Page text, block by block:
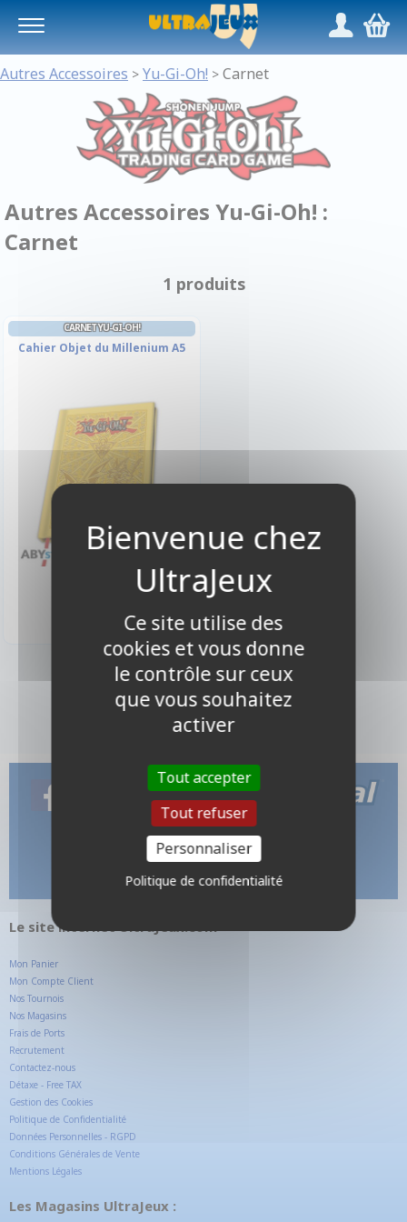
/,
Autres Accessoires > Yu-Gi-Oh! > Carnet
Autres Accessoires Yu-Gi-Oh! :
Carnet
1 produits
CARNET YU-GI-OH!
Cahier Objet du Millenium A5
1 produits
Le site internet UltraJeux.com
Mon Panier
Mon Compte Client
Nos Tournois
Nos Magasins
Frais de Ports
Recrutement
Contactez-nous
Détaxe - Free TAX
Gestion des Cookies
Politique de Confidentialité
Données Personnelles - RGPD
Conditions Générales de Vente
Mentions Légales
Les Magasins UltraJeux :
Ce site utilise des
cookies et vous donne
le contrôle sur ceux
que vous souhaitez
activer
Tout accepter
Tout refuser
Personnaliser
Politique de confidentialité